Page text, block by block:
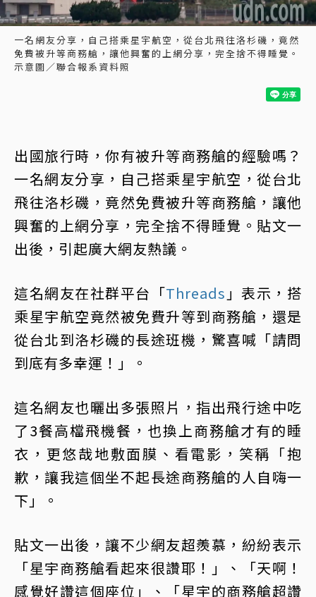
一名網友分享，自己搭乘星宇航空，從台北飛往洛杉磯，竟然
免費被升等商務艙，讓他興奮的上網分享，完全捨不得睡覺。
示意圖／聯合報系資料照
出國旅行時，你有被升等商務艙的經驗嗎？
一名網友分享，自己搭乘星宇航空，從台北
飛往洛杉磯，竟然免費被升等商務艙，讓他
興奮的上網分享，完全捨不得睡覺。貼文一
出後，引起廣大網友熱議。
這名網友在社群平台「Threads 」表示，搭
乘星宇航空竟然被免費升等到商務艙，還是
從台北到洛杉磯的長途班機，驚喜喊「請問
到底有多幸運！」。
這名網友也曬出多張照片，指出飛行途中吃
了3餐高檔飛機餐，也換上商務艙才有的睡
衣，更悠哉地敷面膜、看電影，笑稱「抱
歉，讓我這個坐不起長途商務艙的人自嗨一
下」。
貼文一出後，讓不少網友超羨慕，紛紛表示
「星宇商務艙看起來很讚耶！」、「天啊！
感覺好讚這個座位」、「星宇的商務艙超讚